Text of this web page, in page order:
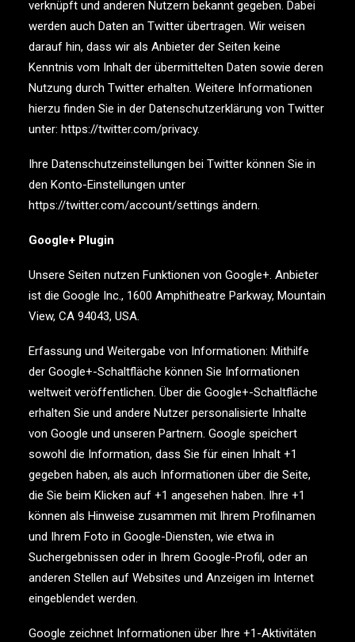
verknüpft und anderen Nutzern bekannt gegeben. Dabei
werden auch Daten an Twitter übertragen. Wir weisen
darauf hin, dass wir als Anbieter der Seiten keine
Kenntnis vom Inhalt der übermittelten Daten sowie deren
Nutzung durch Twitter erhalten. Weitere Informationen
hierzu finden Sie in der Datenschutzerklärung von Twitter
unter: https://twitter.com/privacy.
Ihre Datenschutzeinstellungen bei Twitter können Sie in
den Konto-Einstellungen unter
https://twitter.com/account/settings ändern.
Google+ Plugin
Unsere Seiten nutzen Funktionen von Google+. Anbieter
ist die Google Inc., 1600 Amphitheatre Parkway, Mountain
View, CA 94043, USA.
Erfassung und Weitergabe von Informationen: Mithilfe
der Google+-Schaltfläche können Sie Informationen
weltweit veröffentlichen. Über die Google+-Schaltfläche
erhalten Sie und andere Nutzer personalisierte Inhalte
von Google und unseren Partnern. Google speichert
sowohl die Information, dass Sie für einen Inhalt +1
gegeben haben, als auch Informationen über die Seite,
die Sie beim Klicken auf +1 angesehen haben. Ihre +1
können als Hinweise zusammen mit Ihrem Profilnamen
und Ihrem Foto in Google-Diensten, wie etwa in
Suchergebnissen oder in Ihrem Google-Profil, oder an
anderen Stellen auf Websites und Anzeigen im Internet
eingeblendet werden.
Google zeichnet Informationen über Ihre +1-Aktivitäten